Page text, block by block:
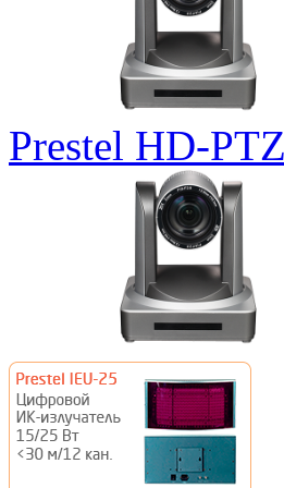
Prestel HD-